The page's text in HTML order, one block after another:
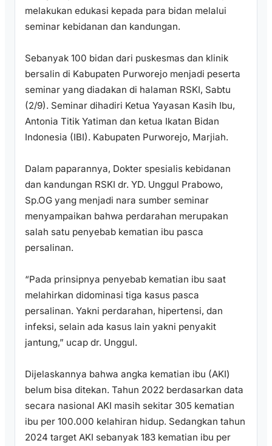
melakukan edukasi kepada para bidan melalui
seminar kebidanan dan kandungan.
Sebanyak 100 bidan dari puskesmas dan klinik
bersalin di Kabupaten Purworejo menjadi peserta
seminar yang diadakan di halaman RSKI, Sabtu
(2/9). Seminar dihadiri Ketua Yayasan Kasih Ibu,
Antonia Titik Yatiman dan ketua Ikatan Bidan
Indonesia (IBI). Kabupaten Purworejo, Marjiah.
Dalam paparannya, Dokter spesialis kebidanan
dan kandungan RSKI dr. YD. Unggul Prabowo,
Sp.OG yang menjadi nara sumber seminar
menyampaikan bahwa perdarahan merupakan
salah satu penyebab kematian ibu pasca
persalinan.
“Pada prinsipnya penyebab kematian ibu saat
melahirkan didominasi tiga kasus pasca
persalinan. Yakni perdarahan, hipertensi, dan
infeksi, selain ada kasus lain yakni penyakit
jantung,” ucap dr. Unggul.
Dijelaskannya bahwa angka kematian ibu (AKI)
belum bisa ditekan. Tahun 2022 berdasarkan data
secara nasional AKI masih sekitar 305 kematian
ibu per 100.000 kelahiran hidup. Sedangkan tahun
2024 target AKI sebanyak 183 kematian ibu per